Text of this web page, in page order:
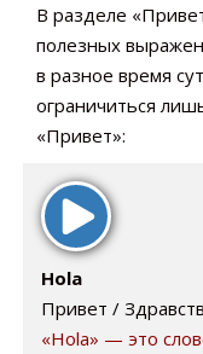
В разделе
полезных
в разное время
ограничиться
«Привет»:
Hola
Привет /
«Hola» — это